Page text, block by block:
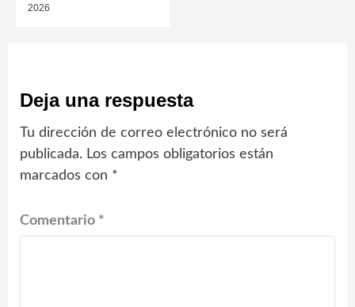
2026
Deja una respuesta
Tu dirección de correo electrónico no será
publicada. Los campos obligatorios están
marcados con *
Comentario *